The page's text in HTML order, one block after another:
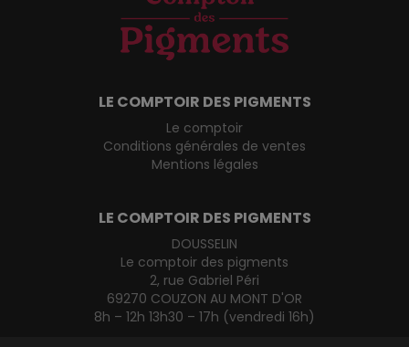
LE COMPTOIR DES PIGMENTS
Le comptoir
Conditions générales de ventes
Mentions légales
LE COMPTOIR DES PIGMENTS
DOUSSELIN
Le comptoir des pigments
2, rue Gabriel Péri
69270 COUZON AU MONT D'OR
8h – 12h 13h30 – 17h (vendredi 16h)